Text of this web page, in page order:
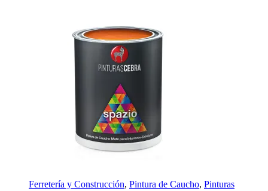
Ferretería y Construcción, Pintura de Caucho, Pinturas